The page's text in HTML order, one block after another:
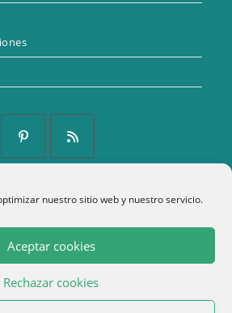
nuestro sitio web y nuestro servicio.
Aceptar cookies
Rechazar cookies
Se
en
una
nueva
pestaña
Se
en
una
nueva
pestaña